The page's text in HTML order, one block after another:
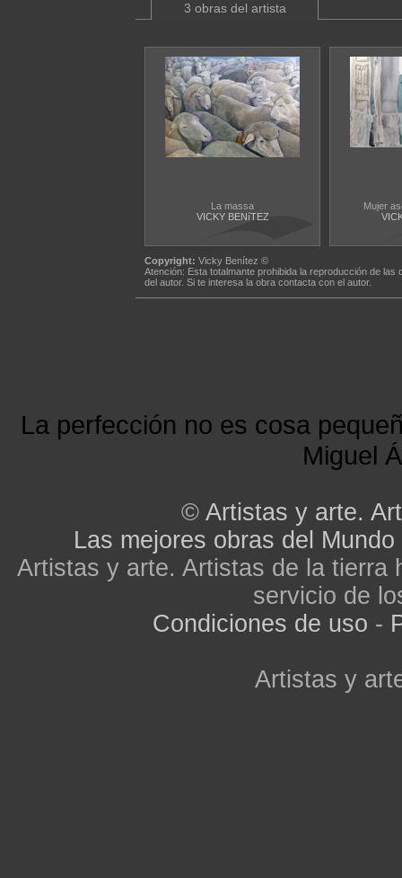
3 obras del artista
La massa
VICKY BENíTEZ
Mujer
Copyright: Vicky Benítez ©
Atención: Esta totalmante prohibida la reproducción de
del autor. Si te interesa la obra contacta con el autor.
La perfección no es cosa
Miguel
© Artistas y arte.
Las mejores obras del Mundo
Artistas y arte. Artistas de la tierra
servicio de
Condiciones de uso -
Artistas y